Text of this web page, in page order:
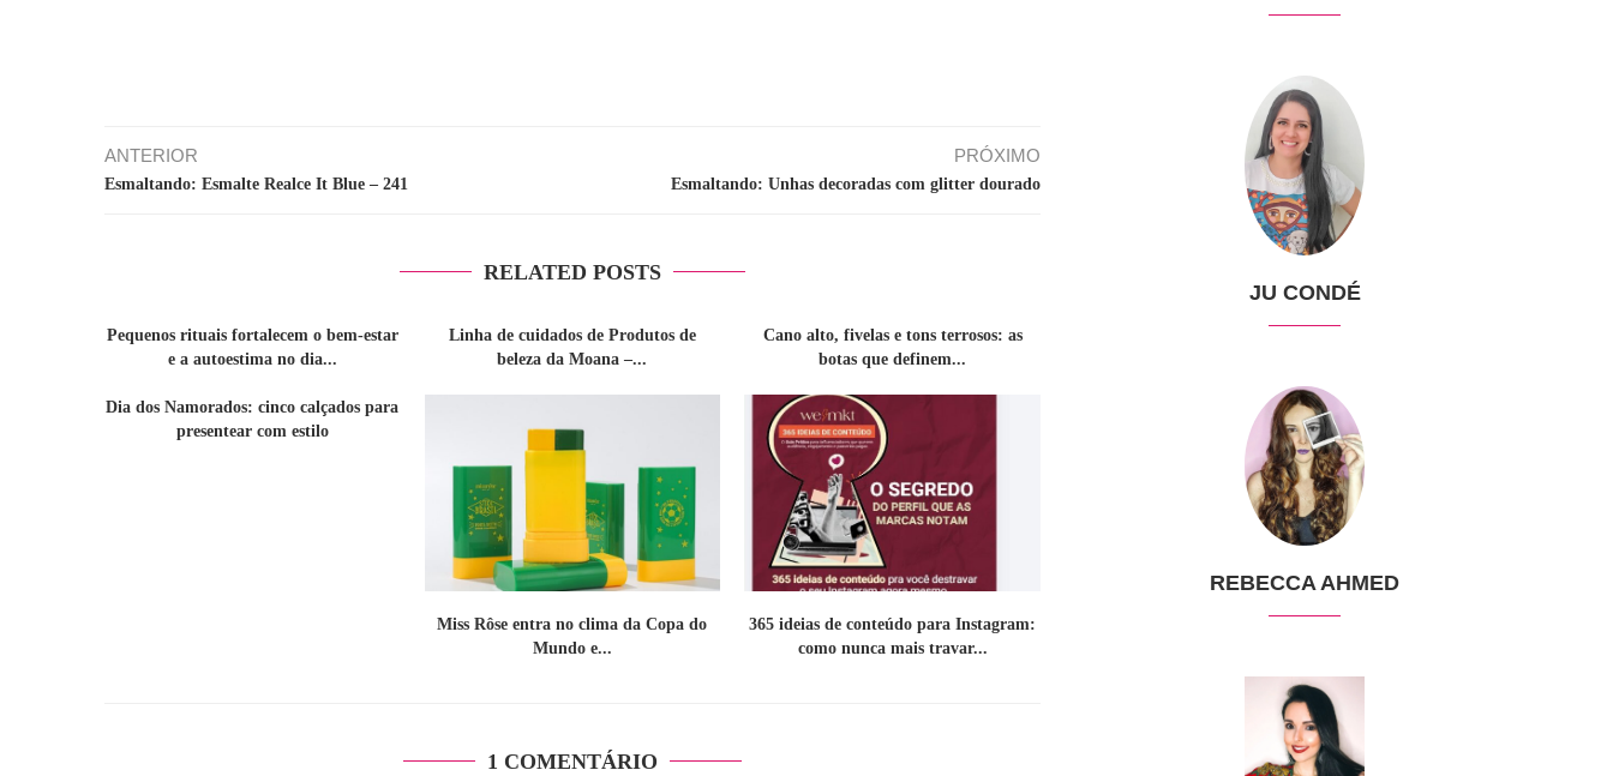
ANTERIOR
Esmaltando: Esmalte Realce It Blue – 241
PRÓXIMO
Esmaltando: Unhas decoradas com glitter dourado
RELATED POSTS
Pequenos rituais fortalecem o bem-estar
e a autoestima no dia...
Linha de cuidados de Produtos de
beleza da Moana –...
Cano alto, fivelas e tons terrosos: as
botas que definem...
Dia dos Namorados: cinco calçados para
presentear com estilo
Miss Rôse entra no clima da Copa do
Mundo e...
365 ideias de conteúdo para Instagram:
como nunca mais travar...
1 COMENTÁRIO
JU CONDÉ
REBECCA AHMED